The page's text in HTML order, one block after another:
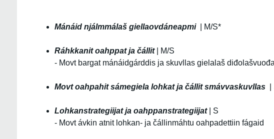
Mánáid njálmmálaš giellaovdáneapmi |
Ráhkkanit oahppat ja čállit|
- Movt bargat mánáidgárddis ja skuvllas gielalaš
Movt oahpahitsámegiela lohkat ja čállit smávvaskuvllas
Lohkanstrategiijat ja oahppanstrategiijat
|
- Movt ávkin atnit lohkan- ja čállinmáhtu oahpadettiin fágaid